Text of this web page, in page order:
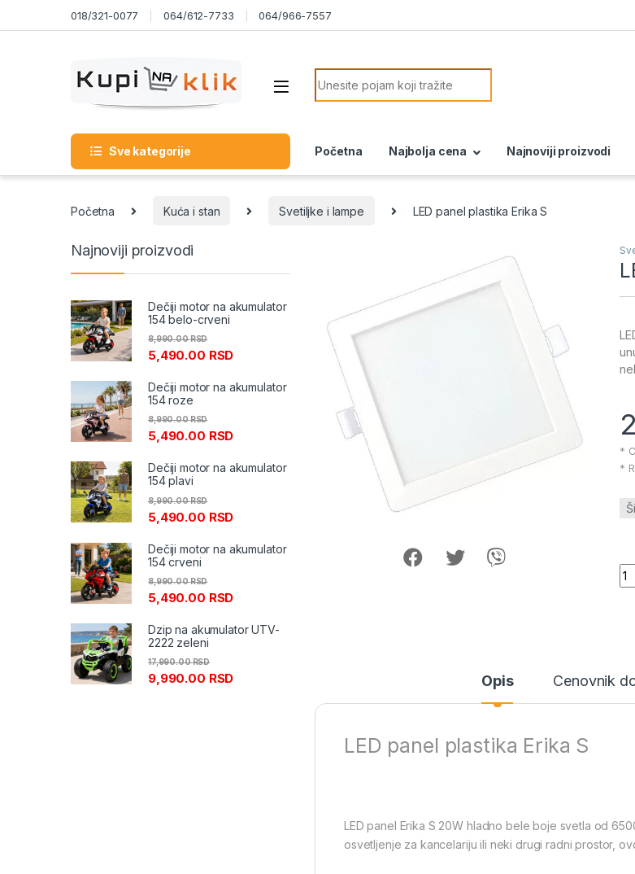
Skip to navigation018/321-0077 064/612-7733 064/966-7557
Search for:
Sve kategorije Početna Najbolja cena Najnoviji proizvodi
Početna Kuća i stan Svetiljke i lampe LED panel plastika Erika S
*
*
Opis Cenovnik
LED panel plastika Erika S
LED panel Erika S 20W hladno bele boje svetla od
osvetljenje za kancelariju ili neki drugi radni prostor,
Najnoviji proizvodi
Dečiji motor na akumulator
154 belo-crveni
5,490.00 RSD
8,990.00RSD
Dečiji motor na akumulator
154 roze
5,490.00 RSD
8,990.00RSD
Dečiji motor na akumulator
154 plavi
5,490.00 RSD
8,990.00RSD
Dečiji motor na akumulator
154 crveni
5,490.00 RSD
8,990.00RSD
Dzip na akumulator UTV-
2222 zeleni
9,990.00 RSD
17,990.00RSD